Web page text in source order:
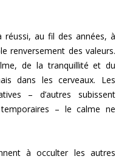
réussi, au fil des années, à
renversement des valeurs.
de la tranquillité et du
dans les cerveaux. Les
– d’autres subissent
– le calme ne
à occulter les autres